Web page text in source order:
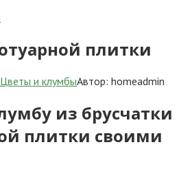
плитки
Цветы и клумбыАвтор: homeadmin
из брусчатки
плитки своими